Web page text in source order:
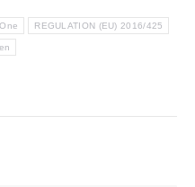
REGULATION (EU) 2016/425